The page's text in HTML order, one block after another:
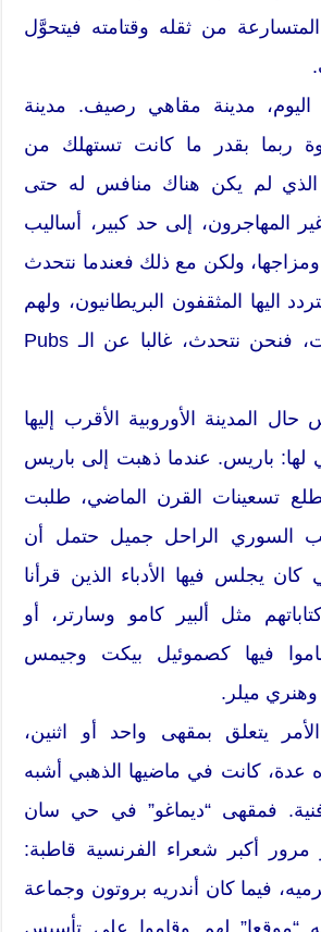
من ثقله وقتامته فيتحوَّل
مدينة مقاهي رصيف. مدينة
ربما بقدر ما كانت تستهلك من
الذي لم يكن هناك منافس له حتى
المهاجرون، إلى حد كبير، أساليب
ولكن مع ذلك فعندما نتحدث
اليها المثقفون البريطانيون، ولهم
فيها تاريخ وحكايات، فنحن نتحدث، غالبا عن الـ Pubs
حال المدينة الأوروبية الأقرب إليها
لها: باريس. عندما ذهبت إلى باريس
تسعينات القرن الماضي، طلبت
السوري الراحل جميل حتمل أن
كان يجلس فيها الأدباء الذين قرأنا
مثل ألبير كامو وسارتر، أو
فيها كصموئيل بيكت وجيمس
ميلر.
يتعلق بمقهى واحد أو اثنين،
عدة، كانت في ماضيها الذهبي أشبه
فمقهى “ديماغو” في حي سان
أكبر شعراء الفرنسية قاطبة:
فيما كان أندريه بروتون وجماعة
“موقعا” لهم وقاموا على تأسيس